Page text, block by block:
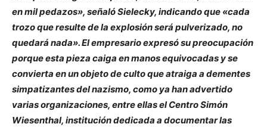
en mil pedazos», señaló Sielecky, indicando que «cada
trozo que resulte de la explosión será pulverizado, no
quedará nada». El empresario expresó su preocupación
porque esta pieza caiga en manos equivocadas y se
convierta en un objeto de culto que atraiga a dementes
simpatizantes del nazismo, como ya han advertido
varias organizaciones, entre ellas el Centro Simón
Wiesenthal, institución dedicada a documentar las